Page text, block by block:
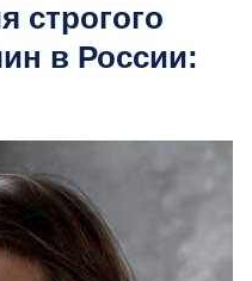
строгого
в России: